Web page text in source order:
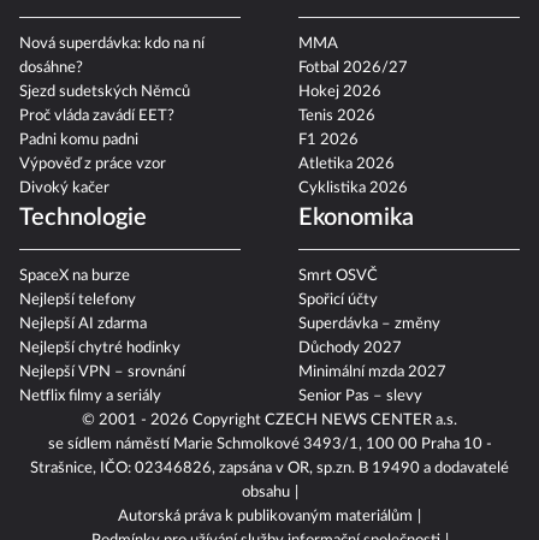
© 2001 - 2026 Copyright CZECH NEWS CENTER a.s.
se sídlem náměstí Marie Schmolkové 3493/1, 100 00 Praha 10 -
Strašnice, IČO: 02346826, zapsána v OR, sp.zn. B 19490 a dodavatelé
obsahu
Autorská práva k publikovaným materiálům
Nová superdávka: kdo na ní
dosáhne?
Sjezd sudetských Němců
Proč vláda zavádí EET?
Padni komu padni
Výpověď z práce vzor
Divoký kačer
MMA
Fotbal 2026/27
Hokej 2026
Tenis 2026
F1 2026
Atletika 2026
Cyklistika 2026
Technologie
SpaceX na burze
Nejlepší telefony
Nejlepší AI zdarma
Nejlepší chytré hodinky
Nejlepší VPN – srovnání
Netflix filmy a seriály
Ekonomika
Smrt OSVČ
Spořicí účty
Superdávka – změny
Důchody 2027
Minimální mzda 2027
Senior Pas – slevy